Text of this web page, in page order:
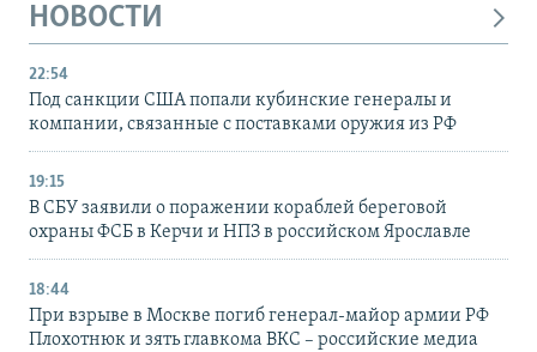
НОВОСТИ
22:54
Под санкции США попали кубинские генералы и
компании, связанные с поставками оружия из РФ
19:15
В СБУ заявили о поражении кораблей береговой
охраны ФСБ в Керчи и НПЗ в российском Ярославле
18:44
При взрыве в Москве погиб генерал-майор армии РФ
Плохотнюк и зять главкома ВКС – российские медиа